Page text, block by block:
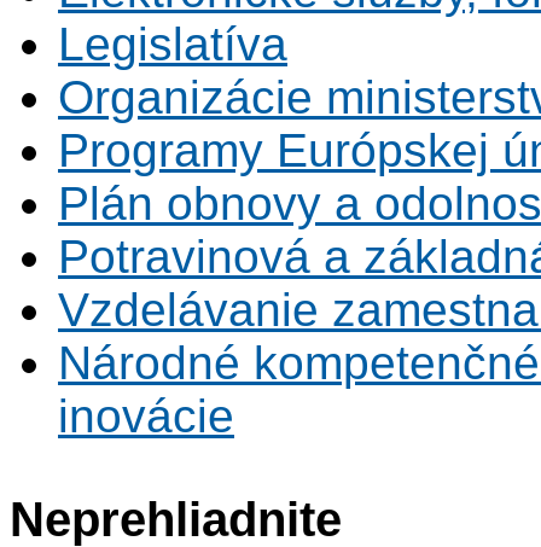
Legislatíva
Organizácie
Programy Európskej
Plán obnovy a
Potravinová a
Vzdelávanie
Národné
inovácie
Neprehliadnite